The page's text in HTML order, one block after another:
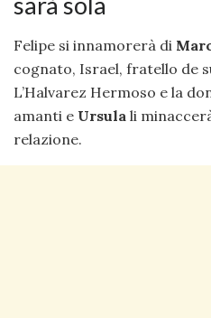
Felipe si innamorerà di
cognato, Israel, fratello de
L’Halvarez Hermoso e la
amanti e Ursula li
relazione.